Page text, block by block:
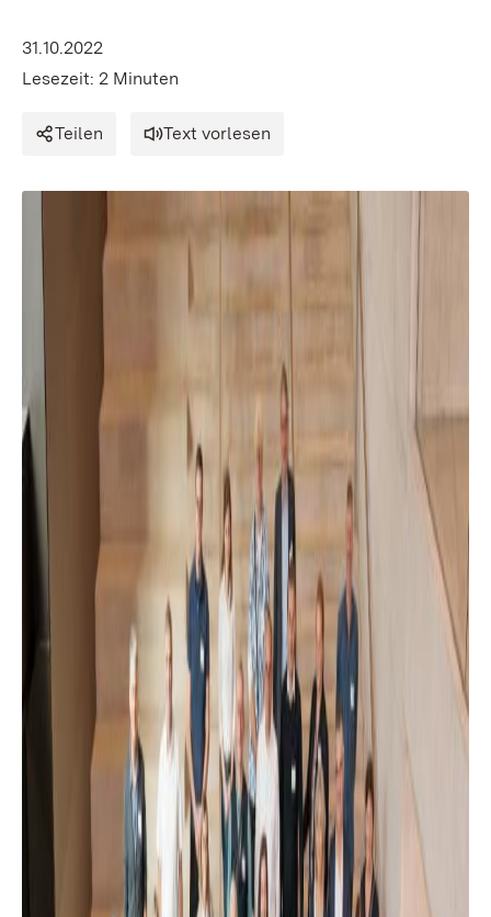
31.10.2022
Lesezeit: 2 Minuten
Teilen Text vorlesen